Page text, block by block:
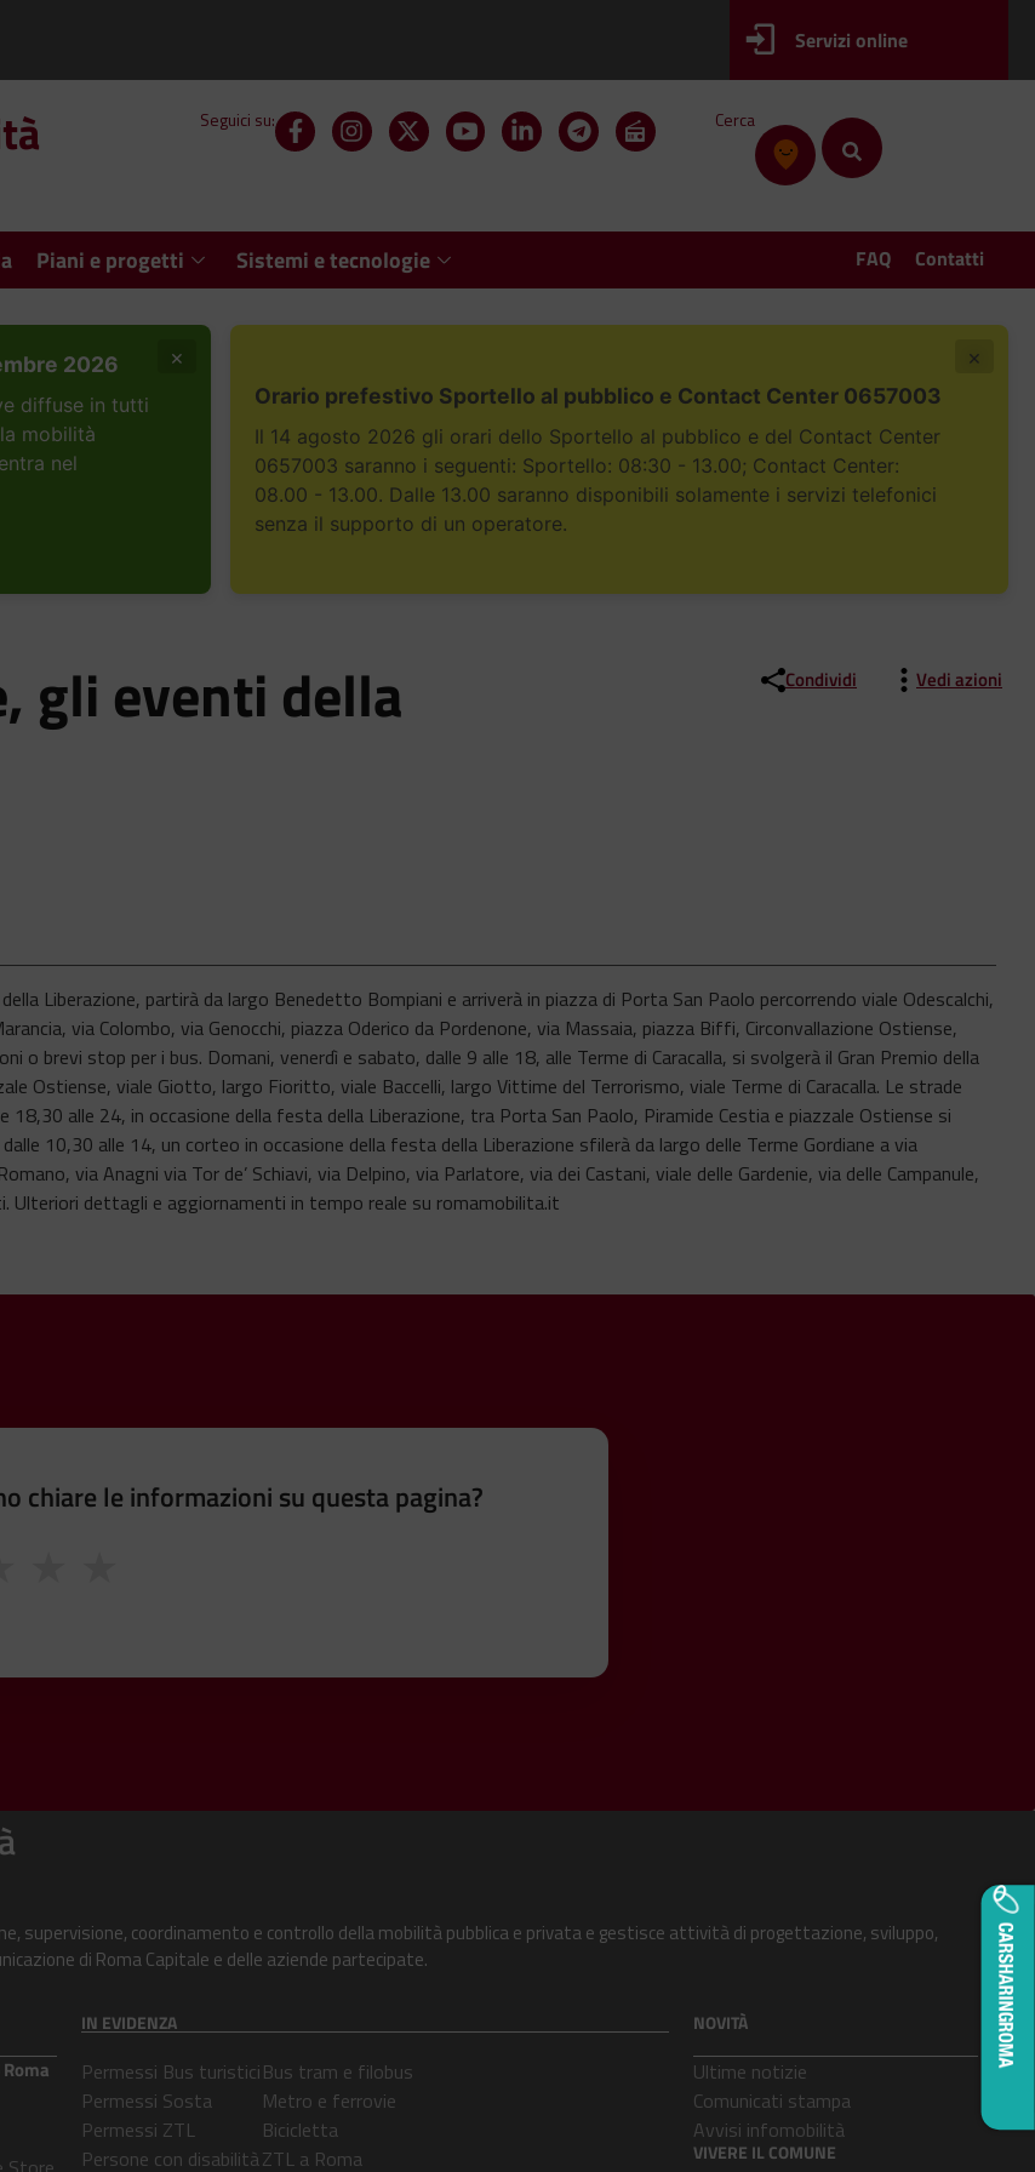
Servizi online
Seguici su: Cerca
Piani e progetti Sistemi e tecnologie FAQ Contatti
2026
diffuse in tutti
mobilità
nel
×
Orario prefestivo Sportello al pubblico e Contact Center 0657003
Il 14 agosto 2026 gli orari dello Sportello al pubblico e del Contact Center
0657003 saranno i seguenti: Sportello: 08:30 - 13.00; Contact Center:
08.00 - 13.00. Dalle 13.00 saranno disponibili solamente i servizi telefonici
senza il supporto di un operatore.
×
gli eventi della Condividi Vedi azioni
Liberazione, partirà da largo Benedetto Bompiani e arriverà in piazza di Porta San Paolo percorrendo viale Odescalchi,
via Colombo, via Genocchi, piazza Oderico da Pordenone, via Massaia, piazza Biffi, Circonvallazione Ostiense,
o brevi stop per i bus. Domani, venerdì e sabato, dalle 9 alle 18, alle Terme di Caracalla, si svolgerà il Gran Premio della
Ostiense, viale Giotto, largo Fioritto, viale Baccelli, largo Vittime del Terrorismo, viale Terme di Caracalla. Le strade
18,30 alle 24, in occasione della festa della Liberazione, tra Porta San Paolo, Piramide Cestia e piazzale Ostiense si
10,30 alle 14, un corteo in occasione della festa della Liberazione sfilerà da largo delle Terme Gordiane a via
via Anagni via Tor de’ Schiavi, via Delpino, via Parlatore, via dei Castani, viale delle Gardenie, via delle Campanule,
Ulteriori dettagli e aggiornamenti in tempo reale su romamobilita.it
chiare le informazioni su questa pagina?
supervisione, coordinamento e controllo della mobilità pubblica e privata e gestisce attività di progettazione, sviluppo,
di Roma Capitale e delle aziende partecipate.
IN EVIDENZA
Permessi Bus turistici
Permessi Sosta
Permessi ZTL
Persone con disabilità
Bus tram e filobus
Metro e ferrovie
Bicicletta
ZTL a Roma
NOVITÀ
Ultime notizie
Comunicati stampa
Avvisi infomobilità
VIVERE IL COMUNE